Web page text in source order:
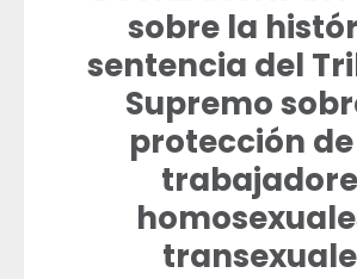
sobre la
sentencia del
Supremo
protección